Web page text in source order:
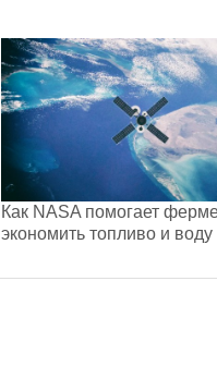
Как NASA помогает
экономить топливо и воду